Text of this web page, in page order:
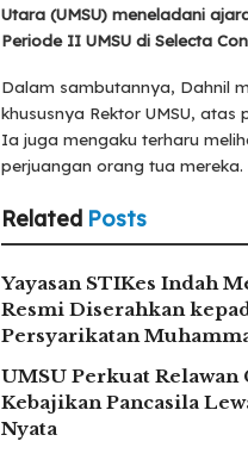
Utara (UMSU) meneladani
Periode II UMSU di Selecta
Dalam sambutannya, Dahnil
khususnya Rektor UMSU,
Ia juga mengaku terharu
perjuangan orang tua mereka.
Related Posts
Yayasan STIKes Indah
Resmi Diserahkan
Persyarikatan
UMSU Perkuat Relawan
Kebajikan Pancasila
Nyata